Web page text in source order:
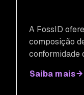
A FossID
composição
conformidade
Saiba mais